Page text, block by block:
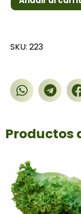
SKU: 223
Productos